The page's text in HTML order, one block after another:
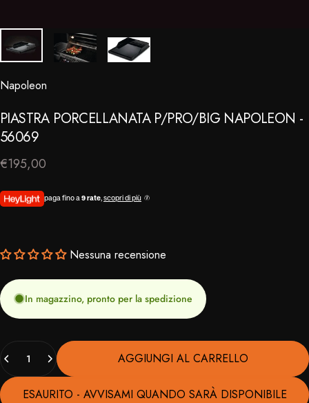
Napoleon
PIASTRA PORCELLANATA P/PRO/BIG NAPOLEON -
56069
€195,00
paga fino a 9 rate, scopri di più
Nessuna recensione
In magazzino, pronto per la spedizione
AGGIUNGI AL CARRELLO
ESAURITO - AVVISAMI QUANDO SARÀ DISPONIBILE